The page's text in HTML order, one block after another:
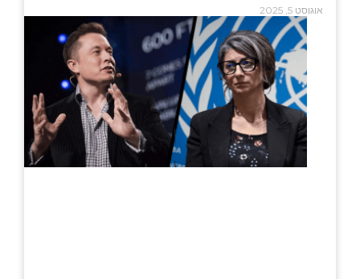
אוגוסט 5, 2025